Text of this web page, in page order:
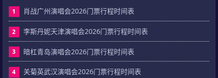
1 肖战广州演唱会2026门票行程时间表
2 李斯丹妮天津演唱会2026门票行程时间表
3 暗杠青岛演唱会2026门票行程时间表
4 关菊英武汉演唱会2026门票行程时间表